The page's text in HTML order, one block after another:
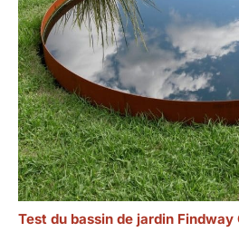
Test du bassin de jardin Findway